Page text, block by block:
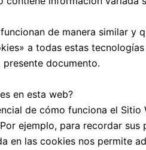
de manera similar
a todas estas
documento.
en esta web?
de cómo funciona el
ejemplo, para recordar
en las cookies nos permite